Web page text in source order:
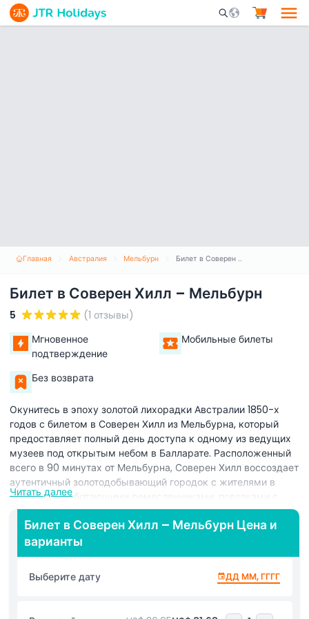
Mobile Search
Главная Австралия Мельбурн Билет в Соверен Хилл – Мельбурн
Билет в Соверен Хилл – Мельбурн
5
(1 отзывы)
Мгновенное
подтверждение
Мобильные билеты
Без возврата
Окунитесь в эпоху золотой лихорадки Австралии 1850-х
годов с билетом в Соверен Хилл из Мельбурна, который
предоставляет полный день доступа к одному из ведущих
музеев под открытым небом в Балларате. Расположенный
всего в 90 минутах от Мельбурна, Соверен Хилл воссоздает
аутентичный золотодобывающий городок с жителями в
костюмах, работающими ремесленниками, повозками с
лошадьми и атмосферными улицами, которые переносят
посетителей в разгар золотой лихорадки Виктории. С
входным билетом в Соверен Хилл попробуйте промывку
золота в ручье, сохраняя найденное золото, и исследуйте
подземные экскурсии по шахтам, раскрывающие тяжелую
жизнь первых золотодобытчиков. Наслаждайтесь живыми
кузнечное дело, изготовление свечей и выпечка, а также
Читать далее
Билет в Соверен Хилл – Мельбурн Цена и
варианты
Выберите дату ДД ММ, ГГГГ